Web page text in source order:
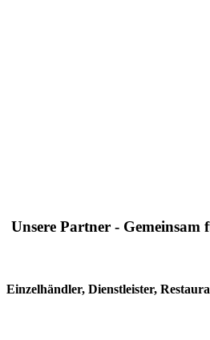
Unsere Partner - Gemeinsam
Einzelhändler, Dienstleister,